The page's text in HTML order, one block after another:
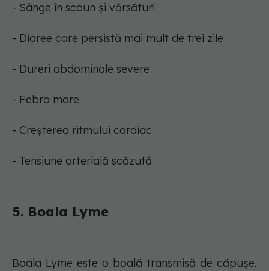
- Sânge în scaun și vărsături
- Diaree care persistă mai mult de trei zile
- Dureri abdominale severe
- Febra mare
- Creșterea ritmului cardiac
- Tensiune arterială scăzută
5. Boala Lyme
Boala Lyme este o boală transmisă de căpușe.